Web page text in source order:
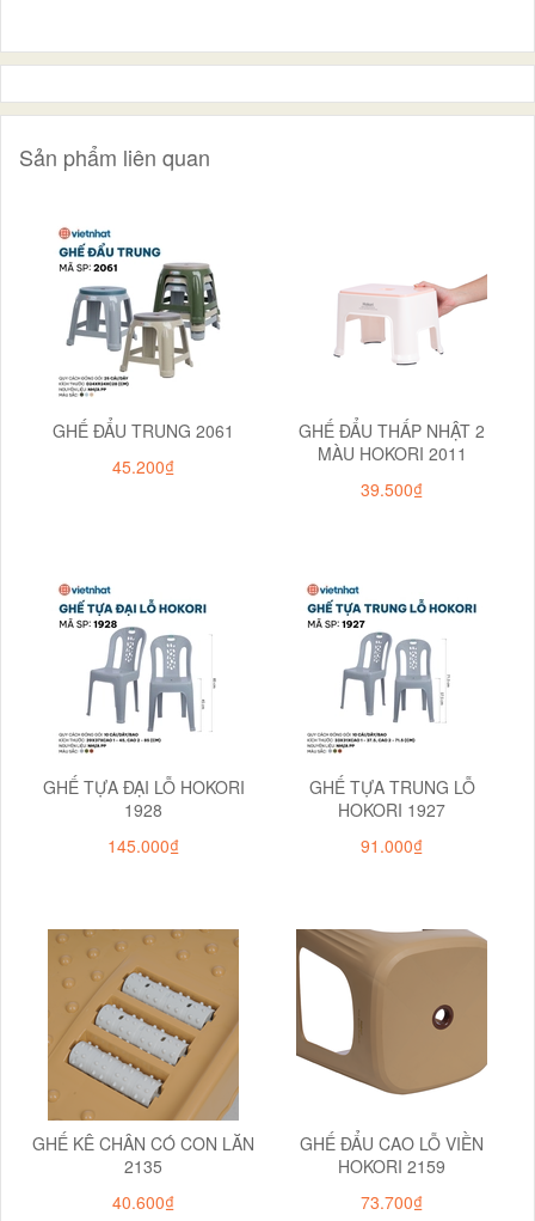
Sản phẩm liên quan
GHẾ ĐẨU TRUNG 2061
45.200₫
GHẾ ĐẨU THẤP NHẬT 2
MÀU HOKORI 2011
39.500₫
GHẾ TỰA ĐẠI LỖ HOKORI
1928
145.000₫
GHẾ TỰA TRUNG LỖ
HOKORI 1927
91.000₫
GHẾ KÊ CHÂN CÓ CON LĂN
2135
40.600₫
GHẾ ĐẨU CAO LỖ VIỀN
HOKORI 2159
73.700₫